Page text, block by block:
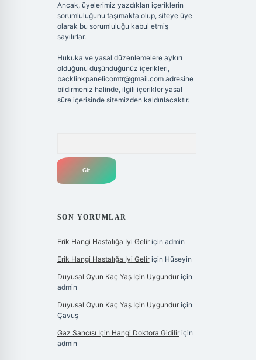
Ancak, üyelerimiz yazdıkları içeriklerin
sorumluluğunu taşımakta olup, siteye üye
olarak bu sorumluluğu kabul etmiş
sayılırlar.
Hukuka ve yasal düzenlemelere aykırı
olduğunu düşündüğünüz içerikleri,
backlinkpanelicomtr@gmail.comadresine
bildirmeniz halinde, ilgili içerikler yasal
süre içerisinde sitemizden kaldırılacaktır.
SON YORUMLAR
Erik Hangi Hastalığa Iyi Geliriçin admin
Erik Hangi Hastalığa Iyi Geliriçin Hüseyin
Duyusal Oyun Kaç Yaş Için Uygunduriçin
admin
Duyusal Oyun Kaç Yaş Için Uygunduriçin
Çavuş
Gaz Sancısı Için Hangi Doktora Gidiliriçin
admin